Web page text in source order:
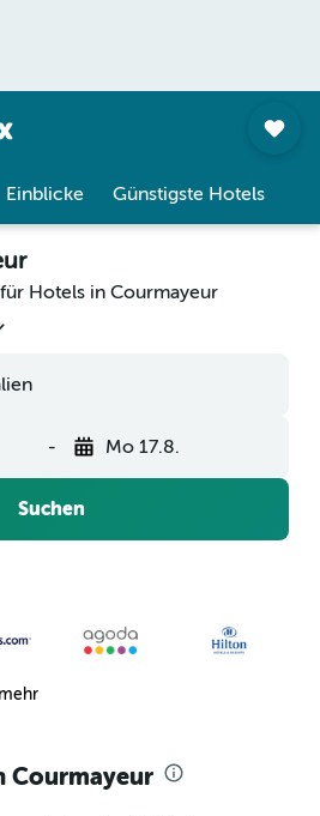
Einblicke Günstigste Hotels
Hotels in Courmayeur
- Mo 17.8.
Suchen
Courmayeur